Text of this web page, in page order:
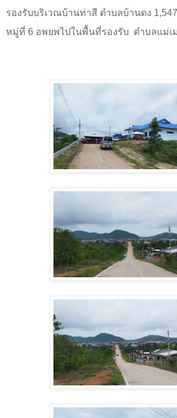
รองรับบริเวณบ้านท่าสี ตำบลบ้านดง 1,
หมู่ที่ 6 อพยพไปในพื้นที่รองรับ ตำบลแม่เ